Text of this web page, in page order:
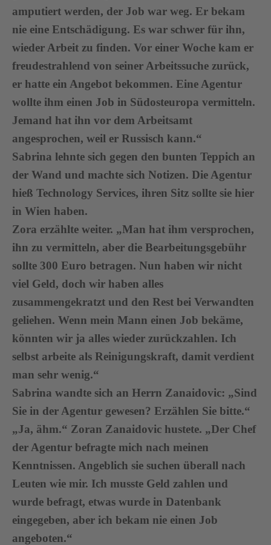
amputiert werden, der Job war weg. Er bekam
nie eine Entschädigung. Es war schwer für ihn,
wieder Arbeit zu finden. Vor einer Woche kam er
freudestrahlend von seiner Arbeitssuche zurück,
er hatte ein Angebot bekommen. Eine Agentur
wollte ihm einen Job in Südosteuropa vermitteln.
Jemand hat ihn vor dem Arbeitsamt
angesprochen, weil er Russisch kann.“
Sabrina lehnte sich gegen den bunten Teppich an
der Wand und machte sich Notizen. Die Agentur
hieß Technology Services, ihren Sitz sollte sie hier
in Wien haben.
Zora erzählte weiter. „Man hat ihm versprochen,
ihn zu vermitteln, aber die Bearbeitungsgebühr
sollte 300 Euro betragen. Nun haben wir nicht
viel Geld, doch wir haben alles
zusammengekratzt und den Rest bei Verwandten
geliehen. Wenn mein Mann einen Job bekäme,
könnten wir ja alles wieder zurückzahlen. Ich
selbst arbeite als Reinigungskraft, damit verdient
man sehr wenig.“
Sabrina wandte sich an Herrn Zanaidovic: „Sind
Sie in der Agentur gewesen? Erzählen Sie bitte.“
„Ja, ähm.“ Zoran Zanaidovic hustete. „Der Chef
der Agentur befragte mich nach meinen
Kenntnissen. Angeblich sie suchen überall nach
Leuten wie mir. Ich musste Geld zahlen und
wurde befragt, etwas wurde in Datenbank
eingegeben, aber ich bekam nie einen Job
angeboten.“